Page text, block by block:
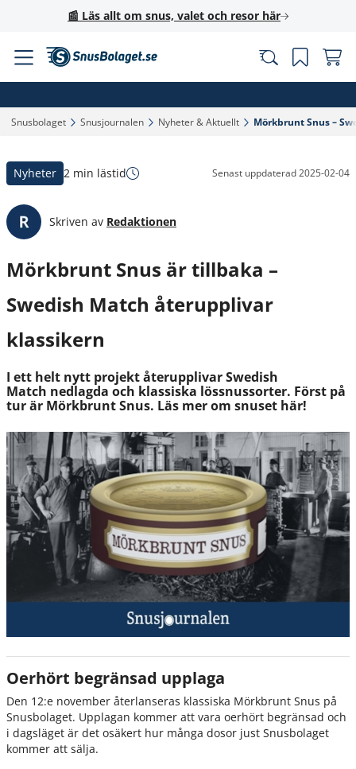
📰 Läs allt om snus, valet och resor här
Snusbolaget‎ Snusjournalen‎ Nyheter & Aktuellt‎ Mörkbrunt Snus –
Nyheter 2 min lästid Senast uppdaterad2025-02-04
Skriven av Redaktionen
Mörkbrunt Snus är tillbaka –
Swedish Match återupplivar
klassikern
I ett helt nytt projekt återupplivar Swedish
Match nedlagda och klassiska lössnussorter. Först på
tur är Mörkbrunt Snus. Läs mer om snuset här!
Oerhört begränsad upplaga
Den 12:e november återlanseras klassiska Mörkbrunt Snus på
Snusbolaget. Upplagan kommer att vara oerhört begränsad och
i dagsläget är det osäkert hur många dosor just Snusbolaget
kommer att sälja.